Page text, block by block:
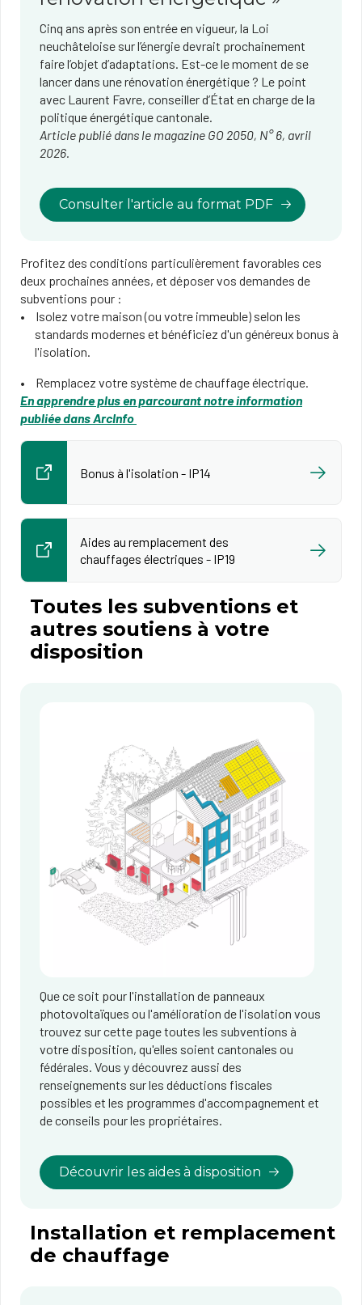
Cinq ans après son entrée en vigueur, la Loi
neuchâteloise sur l’énergie devrait prochainement
faire l’objet d’adaptations. Est-ce le moment de se
lancer dans une rénovation énergétique ? Le point
avec Laurent Favre, conseiller d’État en charge de la
politique énergétique cantonale.
Article publié dans le magazine GO 2050, N° 6, avril
2026.
Consulter l'article au format PDF
Profitez des conditions particulièrement favorables ces
deux prochaines années, et déposer vos demandes de
subventions pour :
Isolez votre maison (ou votre immeuble) selon les
standards modernes et bénéficiez d'un généreux bonus à
l'isolation.
Remplacez votre système de chauffage électrique.
En apprendre plus en parcourant notre information
publiée dans ArcInfo
Bonus à l'isolation - IP14
Aides au remplacement des
chauffages électriques - IP19
Toutes les subventions et
autres soutiens à votre
disposition
Que ce soit pour l'installation de panneaux
photovoltaïques ou l'amélioration de l'isolation vous
trouvez sur cette page toutes les subventions à
votre disposition, qu'elles soient cantonales ou
fédérales. Vous y découvrez aussi des
renseignements sur les déductions fiscales
possibles et les programmes d'accompagnement et
de conseils pour les propriétaires.
Découvrir les aides à disposition
Installation et remplacement
de chauffage